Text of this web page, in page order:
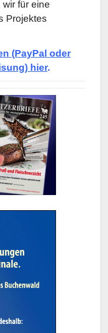
für eine
Projektes
(PayPal oder
hier.